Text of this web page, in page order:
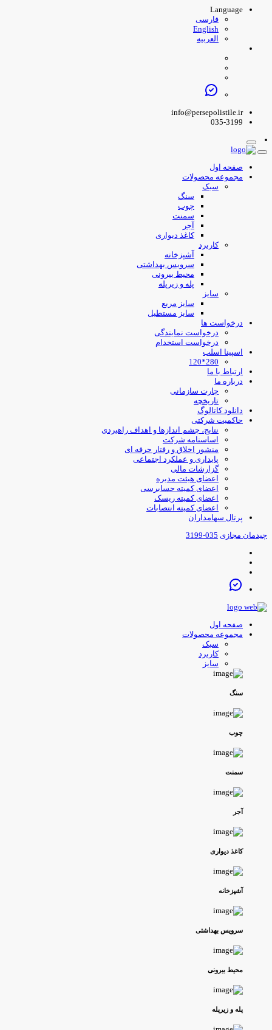
Language
فارسی
English
العربیه
info@persepolistile.ir
035-3199
صفحه اول
مجموعه محصولات
سبک
سنگ
چوب
سمنت
آجر
کاغذ دیواری
کاربرد
آشپزخانه
سرویس بهداشتی
محیط بیرونی
پله و زیرپله
سایز
سایز مربع
سایز مستطیل
درخواست ها
درخواست نمایندگی
درخواست استخدام
اسپینا اسلب
280*120
ارتباط با ما
درباره ما
چارت سازمانی
تاریخچه
دانلود کاتالوگ
حاکمیت شرکتی
نتایج، چشم اندازها و اهداف راهبردی
اساسنامه شرکت
منشور اخلاق و رفتار حرفه ای
پایداری و عملکرد اجتماعی
گزارشات مالی
اعضای هیئت مدیره
اعضای کمیته حسابرسی
اعضای کمیته ریسک
اعضای کمیته انتصابات
پرتال سهامداران
مجازی 035-3199
صفحه اول
مجموعه محصولات
سبک
کاربرد
سایز
سنگ
چوب
سمنت
آجر
کاغذ دیواری
آشپزخانه
سرویس بهداشتی
محیط بیرونی
پله و زیرپله